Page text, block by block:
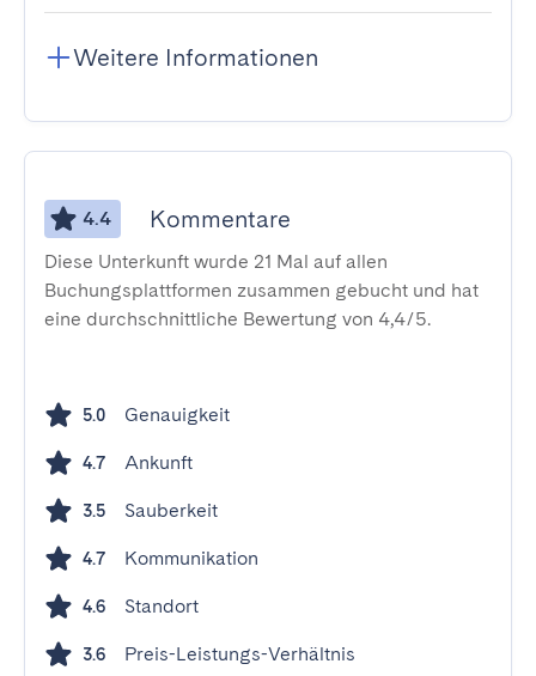
Weitere Informationen
4.4 Kommentare
Diese Unterkunft wurde 21 Mal auf allen
Buchungsplattformen zusammen gebucht und hat
eine durchschnittliche Bewertung von 4,4/5.
5.0 Genauigkeit
4.7 Ankunft
3.5 Sauberkeit
4.7 Kommunikation
4.6 Standort
3.6 Preis-Leistungs-Verhältnis